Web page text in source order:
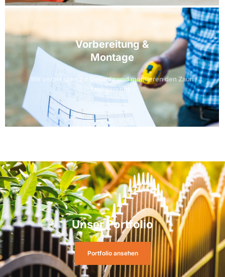
Vorbereitung &
Montage
Wir vermessen Ihr Gelände und montieren den Zaun
fachgerecht.
Unser Portfolio
Portfolio ansehen